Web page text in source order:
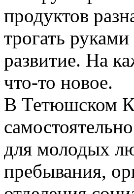
продуктов
трогать
развитие. На
что-то новое.
В Тетюшском
для молодых
пребывания,